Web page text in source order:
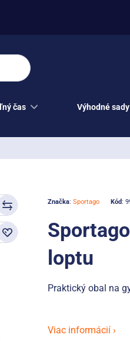
čas Výhodné sady
Značka: Sportago Kód:
loptu
Praktický obal na
Viac informácií ›